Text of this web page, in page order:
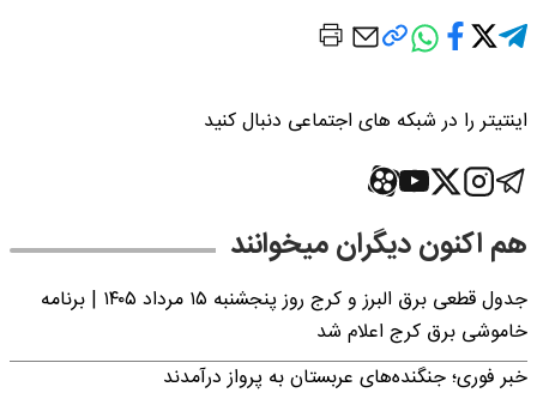
اینتیتر را در شبکه های اجتماعی دنبال کنید
هم اکنون دیگران میخوانند
جدول قطعی برق البرز و کرج روز پنجشنبه ۱۵ مرداد ۱۴۰۵ | برنامه
خاموشی برق کرج اعلام شد
خبر فوری؛ جنگنده‌های عربستان به پرواز درآمدند